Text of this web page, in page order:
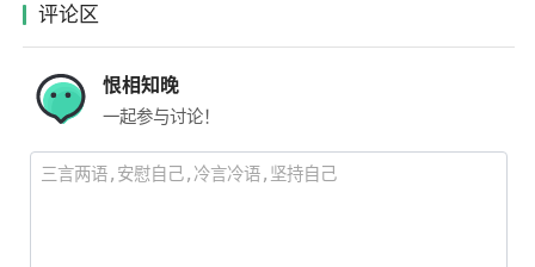
评论区
恨相知晚
一起参与讨论！